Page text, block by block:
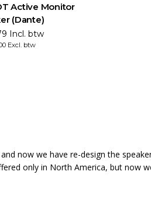
Active Monitor
(Dante)
Incl. btw
Excl. btw
now we have re-design the
only in North America, but now